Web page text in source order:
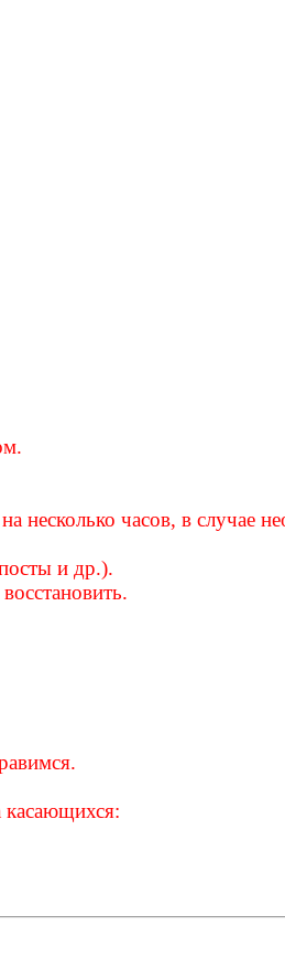
несколько часов, в случае
и др.).